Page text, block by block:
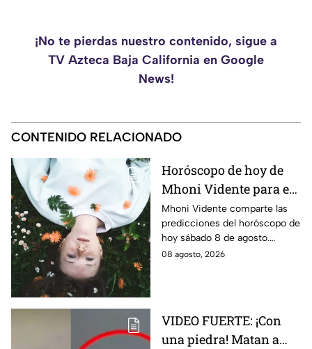
¡No te pierdas nuestro contenido, sigue a
TV Azteca Baja California en Google
News!
CONTENIDO RELACIONADO
Horóscopo de hoy de
Mhoni Vidente para el
sábado 8 de agosto
¡Cierre de ciclo!
Mhoni Vidente comparte las
predicciones del horóscopo de
hoy sábado 8 de agosto.
Descubre qué signos vivirán
08 agosto, 2026
VIDEO FUERTE: ¡Con
una piedra! Matan a